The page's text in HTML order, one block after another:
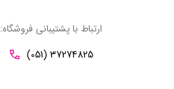
ارتباط با پشتیبانی فروشگاه:
(051) 37274825